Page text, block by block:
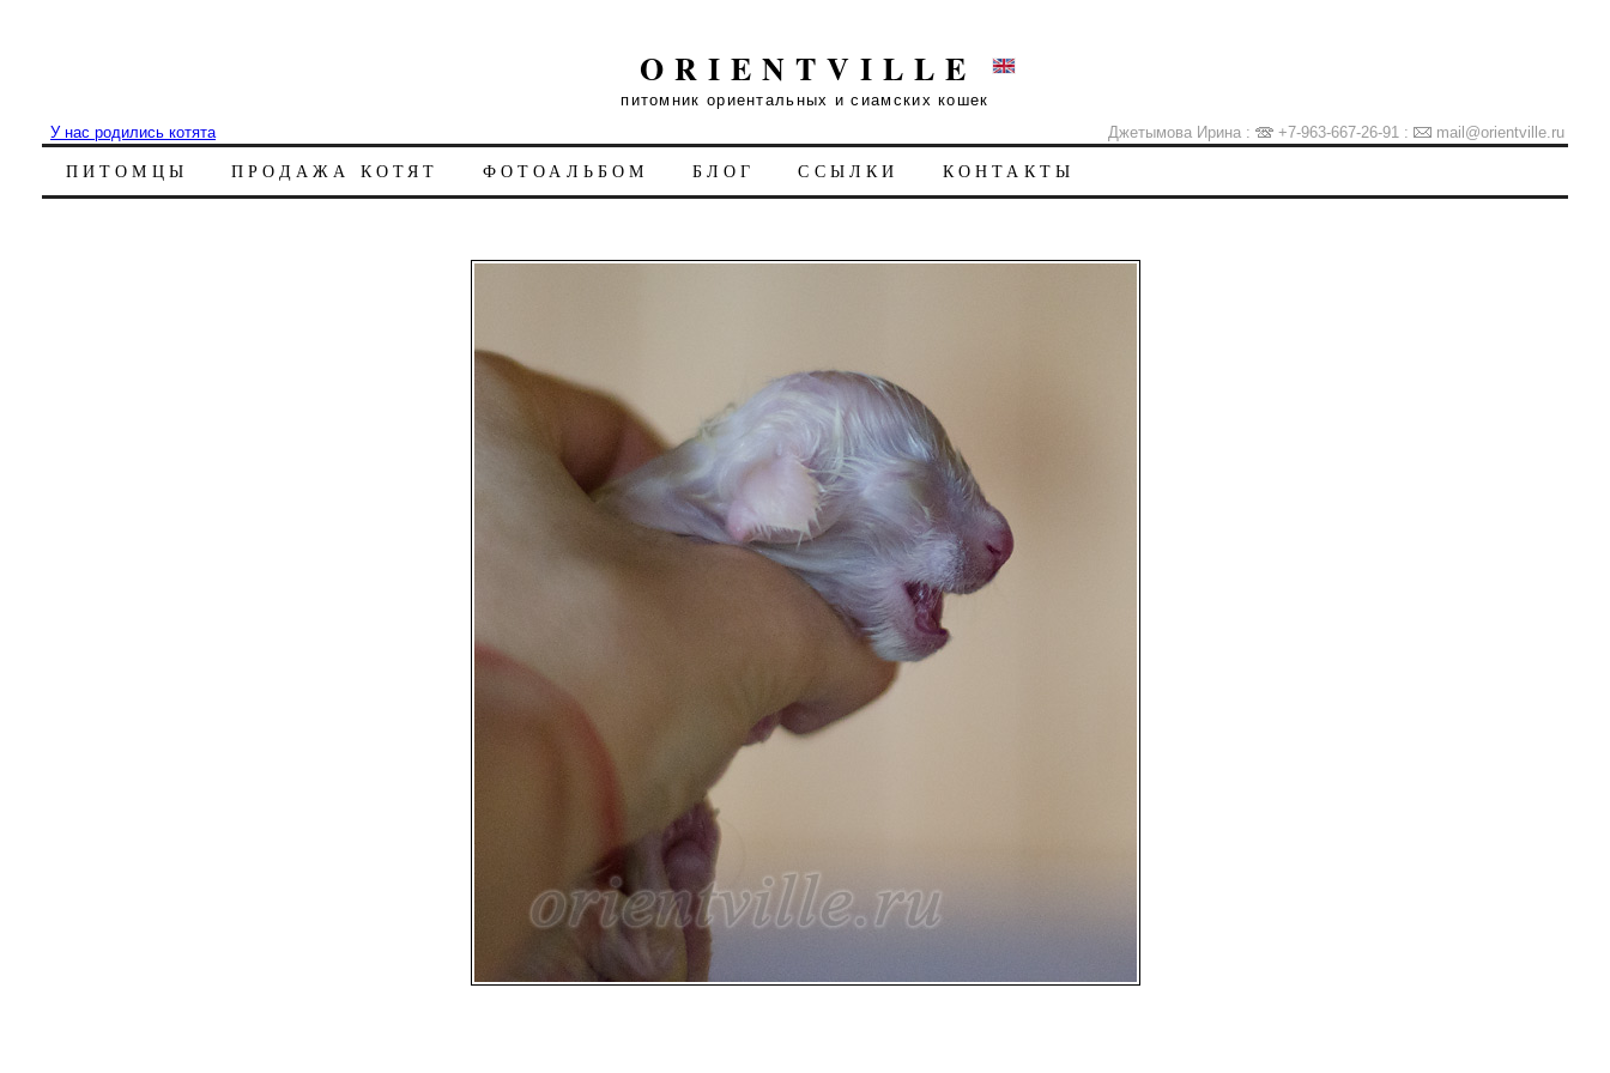
ORIENTVILLE
питомник ориентальных и сиамских кошек
У нас родились котята
Джетымова Ирина : +7-963-667-26-91 : mail@orientville.ru
ПИТОМЦЫ ПРОДАЖА КОТЯТ ФОТОАЛЬБОМ БЛОГ ССЫЛКИ КОНТАКТЫ